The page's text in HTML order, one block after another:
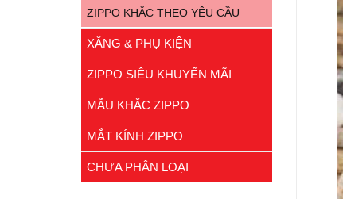
ZIPPO KHẮC THEO YÊU CẦU
XĂNG & PHỤ KIỆN
ZIPPO SIÊU KHUYẾN MÃI
MẪU KHẮC ZIPPO
MẮT KÍNH ZIPPO
CHƯA PHÂN LOẠI